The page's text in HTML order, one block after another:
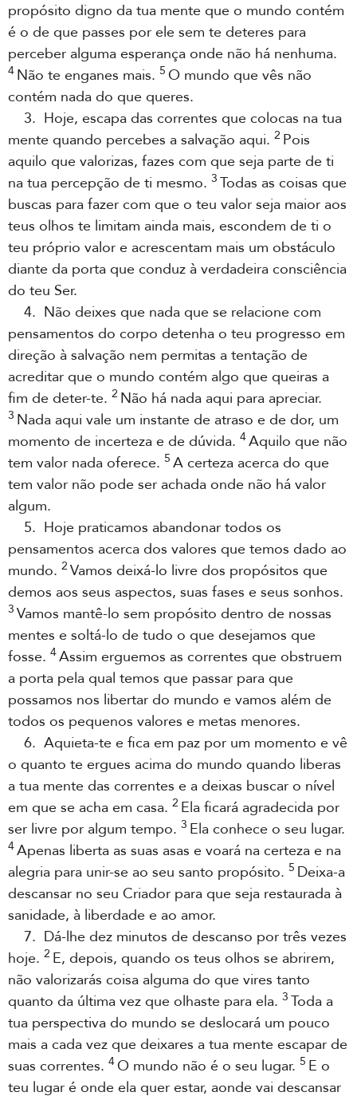
propósito digno da tua mente que o mundo contém
é o de que passes por ele sem te deteres para
perceber alguma esperança onde não há nenhuma.
4 Não te enganes mais. 5 O mundo que vês não
contém nada do que queres.
3. Hoje, escapa das correntes que colocas na tua
mente quando percebes a salvação aqui. 2 Pois
aquilo que valorizas, fazes com que seja parte de ti
na tua percepção de ti mesmo. 3 Todas as coisas que
buscas para fazer com que o teu valor seja maior aos
teus olhos te limitam ainda mais, escondem de ti o
teu próprio valor e acrescentam mais um obstáculo
diante da porta que conduz à verdadeira consciência
do teu Ser.
4. Não deixes que nada que se relacione com
pensamentos do corpo detenha o teu progresso em
direção à salvação nem permitas a tentação de
acreditar que o mundo contém algo que queiras a
fim de deter-te. 2 Não há nada aqui para apreciar.
3 Nada aqui vale um instante de atraso e de dor, um
momento de incerteza e de dúvida. 4Aquilo que não
tem valor nada oferece. 5 A certeza acerca do que
tem valor não pode ser achada onde não há valor
algum.
5. Hoje praticamos abandonar todos os
pensamentos acerca dos valores que temos dado ao
mundo. 2 Vamos deixá-lo livre dos propósitos que
demos aos seus aspectos, suas fases e seus sonhos.
3 Vamos mantê-lo sem propósito dentro de nossas
mentes e soltá-lo de tudo o que desejamos que
fosse. 4Assim erguemos as correntes que obstruem
a porta pela qual temos que passar para que
possamos nos libertar do mundo e vamos além de
todos os pequenos valores e metas menores.
6. Aquieta-te e fica em paz por um momento e vê
o quanto te ergues acima do mundo quando liberas
a tua mente das correntes e a deixas buscar o nível
em que se acha em casa. 2 Ela ficará agradecida por
ser livre por algum tempo. 3 Ela conhece o seu lugar.
4Apenas liberta as suas asas e voará na certeza e na
alegria para unir-se ao seu santo propósito. 5 Deixa-a
descansar no seu Criador para que seja restaurada à
sanidade, à liberdade e ao amor.
7. Dá-lhe dez minutos de descanso por três vezes
hoje. 2 E, depois, quando os teus olhos se abrirem,
não valorizarás coisa alguma do que vires tanto
quanto da última vez que olhaste para ela. 3 Toda a
tua perspectiva do mundo se deslocará um pouco
mais a cada vez que deixares a tua mente escapar de
suas correntes. 4O mundo não é o seu lugar. 5 E o
teu lugar é onde ela quer estar, aonde vai descansar